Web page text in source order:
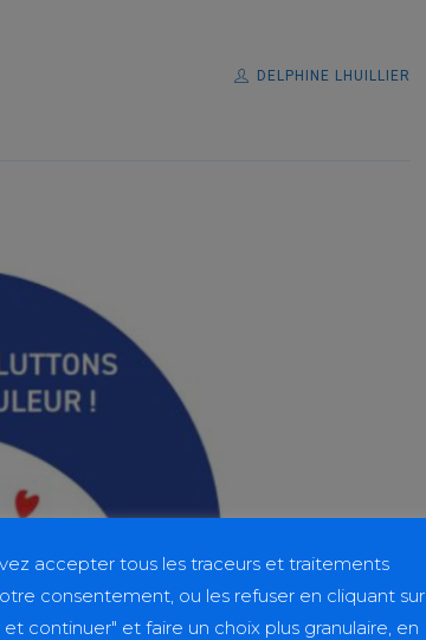
DELPHINE LHUILLIER
accepter tous les traceurs et traitements
consentement, ou les refuser en cliquant sur
et continuer" et faire un choix plus granulaire, en